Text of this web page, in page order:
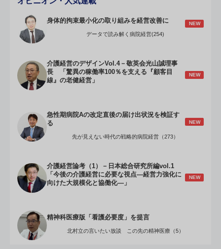
身体的拘束最小化の取り組みを経営改善に NEW
データで読み解く病院経営(254)
介護経営のデザインVol.4－敬英会光山誠理事
長 「驚異の稼働率100％を支える『顧客目
線』の老健経営」
NEW
急性期病院Aの改定直後の届け出状況を検証す
る
NEW
先が見えない時代の戦略的病院経営（273）
介護経営論考（1）－日本総合研究所編vol.1
「今後の介護経営に必要な視点―経営力強化に
向けた大規模化と協働化―」
NEW
精神科医療版「看護必要度」を提言
北村立の言いたい放談 この先の精神医療（5）